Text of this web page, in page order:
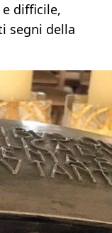
difficile,
segni della